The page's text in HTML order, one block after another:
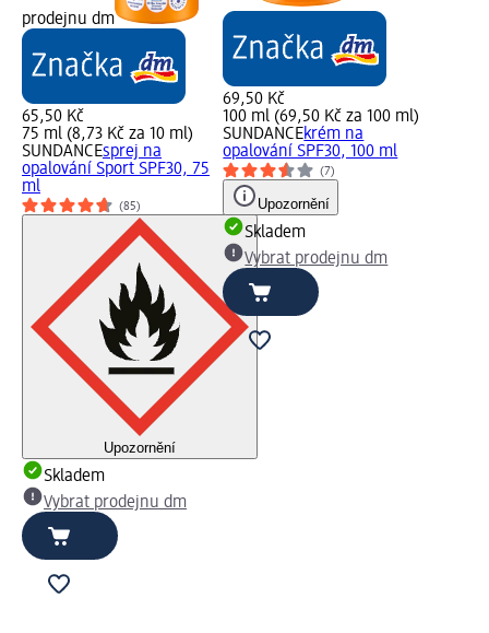
prodejnu dm
65,50 Kč
75 ml (8,73 Kč za 10 ml)
SUNDANCEsprej na
opalování Sport SPF30, 75
ml
(85)
Upozornění
Skladem
Vybrat prodejnu dm
69,50 Kč
100 ml (69,50 Kč za 100 ml)
SUNDANCEkrém na
opalování SPF30, 100 ml
(7)
Upozornění
Skladem
Vybrat prodejnu dm